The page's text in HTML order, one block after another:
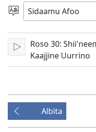
fani
Afoo
Doori
Fani
Roso 30:
Kaajjine Uurrino
Albita